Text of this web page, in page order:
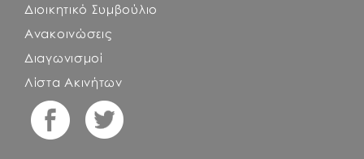
Διοικητικό Συμβούλιο
Ανακοινώσεις
Διαγωνισμοί
Λίστα Ακινήτων